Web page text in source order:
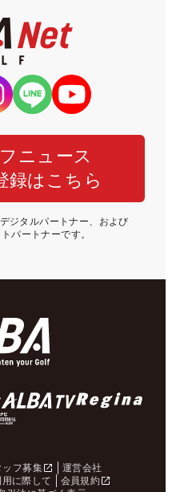
ニュース
録はこちら
ジタルパートナー、および
パートナーです。
ッフ募集
運営会社
用に際して
会員規約